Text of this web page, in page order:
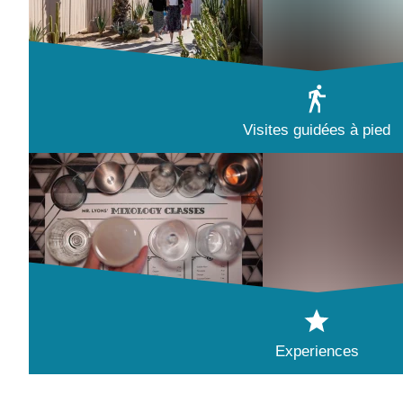
Visites guidées à pied
Experiences